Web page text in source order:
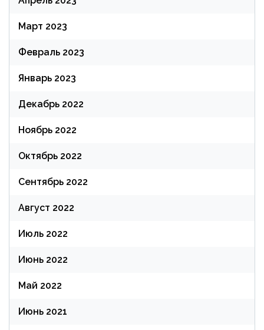
Март 2023
Февраль 2023
Январь 2023
Декабрь 2022
Ноябрь 2022
Октябрь 2022
Сентябрь 2022
Август 2022
Июль 2022
Июнь 2022
Май 2022
Июнь 2021